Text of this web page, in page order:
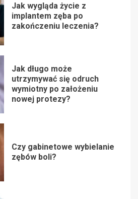
Jak wygląda życie z
implantem zęba po
zakończeniu leczenia?
Jak długo może
utrzymywać się odruch
wymiotny po założeniu
nowej protezy?
Czy gabinetowe wybielanie
zębów boli?